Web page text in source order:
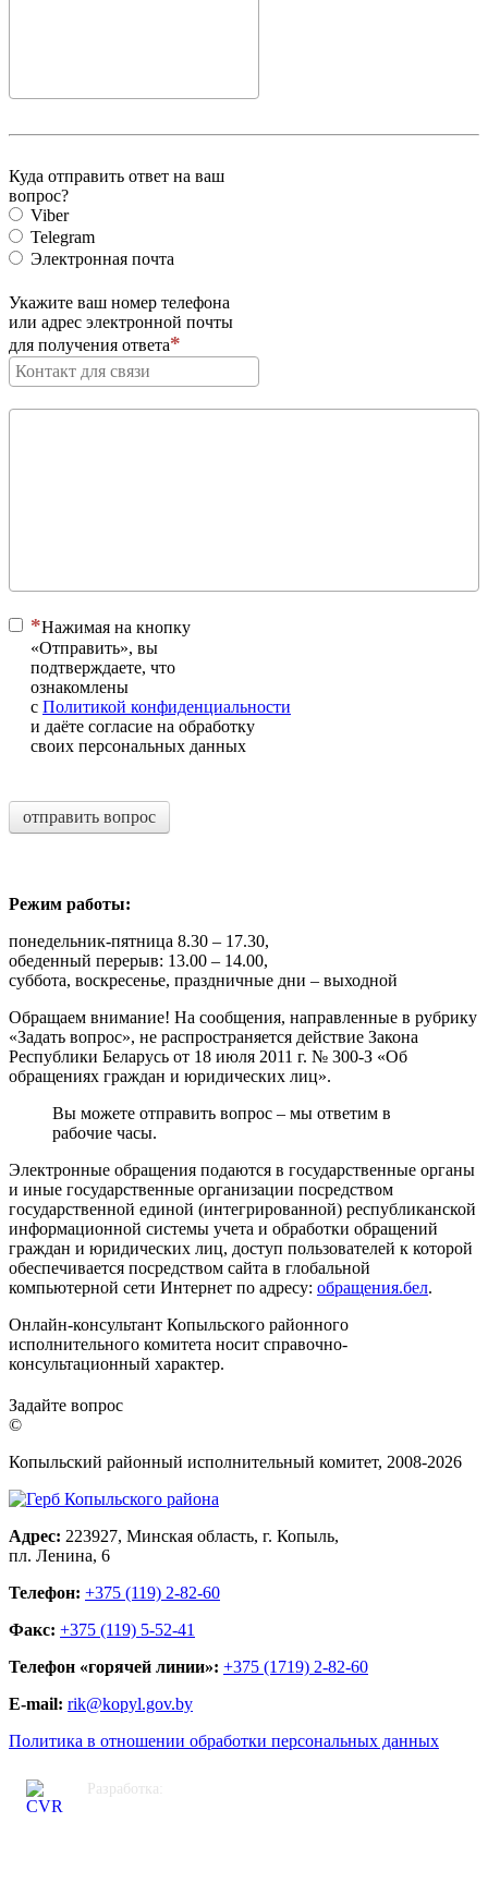
Куда отправить ответ на ваш
вопрос?
Viber
Telegram
Электронная почта
Укажите ваш номер телефона
или адрес электронной почты
для получения ответа
Нажимая на кнопку
«Отправить», вы
подтверждаете, что
ознакомлены
с Политикой конфиденциальности
и даёте согласие на обработку
своих персональных данных
отправить вопрос
Режим работы:
понедельник-пятница 8.30 – 17.30,
обеденный перерыв: 13.00 – 14.00,
суббота, воскресенье, праздничные дни – выходной
Обращаем внимание! На сообщения, направленные в рубрику
«Задать вопрос», не распространяется действие Закона
Республики Беларусь от 18 июля 2011 г. № 300-З «Об
обращениях граждан и юридических лиц».
Вы можете отправить вопрос – мы ответим в
рабочие часы.
Электронные обращения подаются в государственные органы
и иные государственные организации посредством
государственной единой (интегрированной) республиканской
информационной системы учета и обработки обращений
граждан и юридических лиц, доступ пользователей к которой
обеспечивается посредством сайта в глобальной
компьютерной сети Интернет по адресу: обращения.бел.
Онлайн-консультант Копыльского районного
исполнительного комитета носит справочно-
консультационный характер.
Задайте вопрос
©
Копыльский районный исполнительный комитет, 2008-2026
Адрес: 223927, Минская область, г. Копыль,
пл. Ленина, 6
Телефон: +375 (119) 2-82-60
Факс: +375 (119) 5-52-41
Телефон «горячей линии»: +375 (1719) 2-82-60
E-mail: rik@kopyl.gov.by
Политика в отношении обработки персональных данных
Разработка: